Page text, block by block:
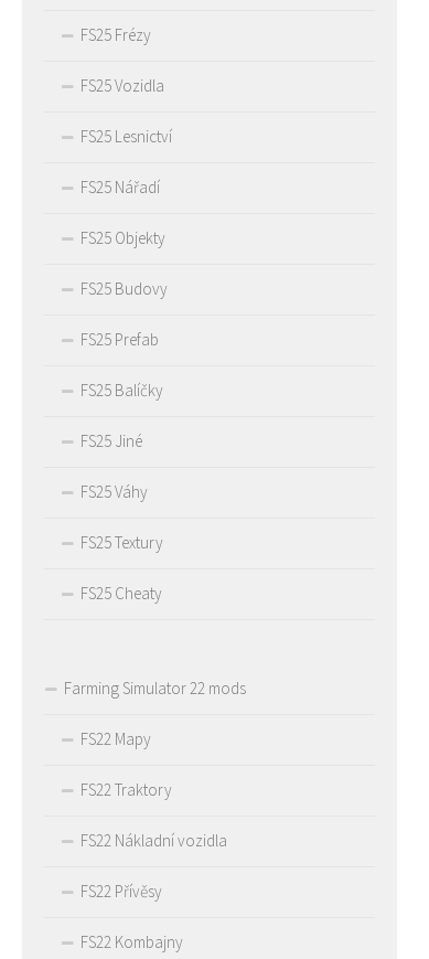
FS25 Frézy
FS25 Vozidla
FS25 Lesnictví
FS25 Nářadí
FS25 Objekty
FS25 Budovy
FS25 Prefab
FS25 Balíčky
FS25 Jiné
FS25 Váhy
FS25 Textury
FS25 Cheaty
Farming Simulator 22 mods
FS22 Mapy
FS22 Traktory
FS22 Nákladní vozidla
FS22 Přívěsy
FS22 Kombajny